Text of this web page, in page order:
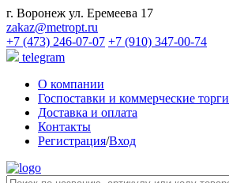
г. Воронеж ул. Еремеева 17
zakaz@metropt.ru
+7 (473) 246-07-07 +7 (910) 347-00-74
telegram
О компании
Госпоставки и коммерческие торги
Доставка и оплата
Контакты
Регистрация/Вход